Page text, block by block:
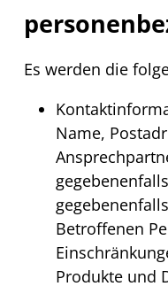
Es werden die
Name,
Betroffenen
Produkte und